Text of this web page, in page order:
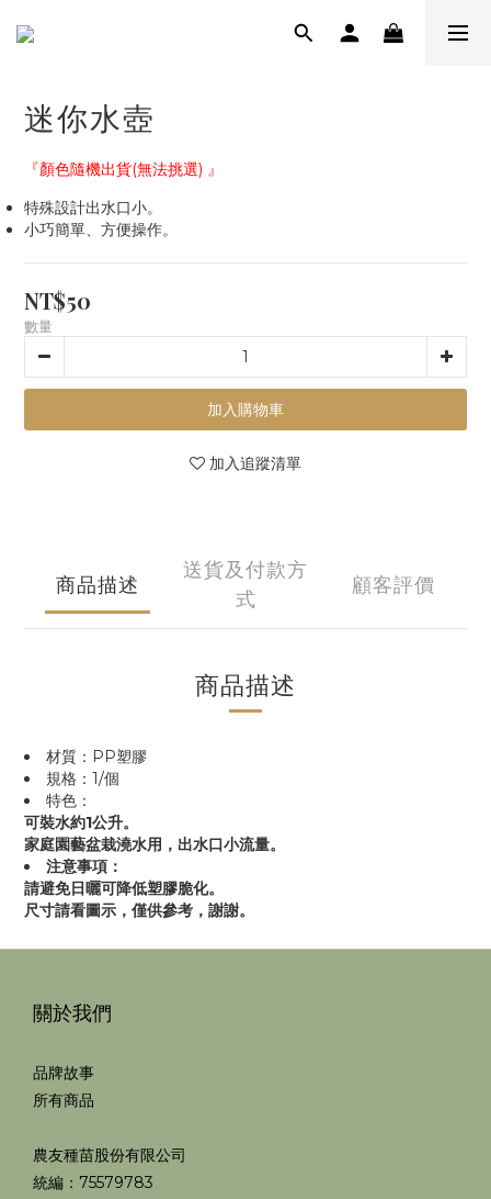
迷你水壺
『顏色隨機出貨(無法挑選) 』
特殊設計出水口小。
小巧簡單、方便操作。
NT$50
數量
加入購物車
加入追蹤清單
商品描述
送貨及付款方
式
顧客評價
商品描述
材質：PP塑膠
規格：1/個
特色：
可裝水約1公升。
家庭園藝盆栽澆水用，出水口小流量。
注意事項：
請避免日曬可降低塑膠脆化。
尺寸請看圖示，僅供參考，謝謝。
關於我們
品牌故事
所有商品
農友種苗股份有限公司
統編：75579783